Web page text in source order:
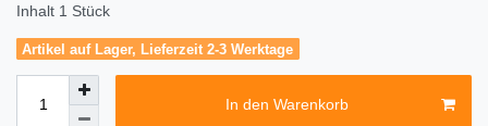
Inhalt 1 Stück
Artikel auf Lager, Lieferzeit 2-3 Werktage
In den Warenkorb